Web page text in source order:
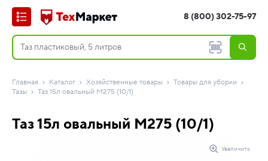
8 (800) 302-75-97
Главная Каталог Хозяйственные товары
Товары для уборки
Тазы
Таз 15л овальный М275 (10/1)
Таз 15л овальный М275 (10/1)
Увеличить